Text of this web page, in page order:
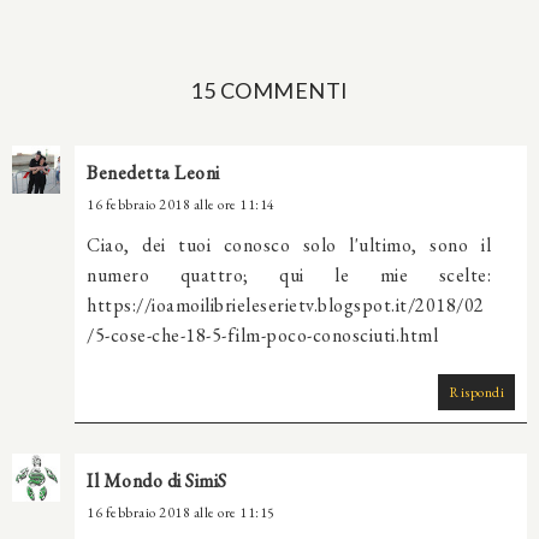
15 COMMENTI
Benedetta Leoni
16 febbraio 2018 alle ore 11:14
Ciao, dei tuoi conosco solo l'ultimo, sono il
numero quattro; qui le mie scelte:
https://ioamoilibrieleserietv.blogspot.it/2018/02
/5-cose-che-18-5-film-poco-conosciuti.html
Rispondi
Il Mondo di SimiS
16 febbraio 2018 alle ore 11:15